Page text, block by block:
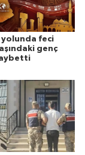
yolunda feci
genç